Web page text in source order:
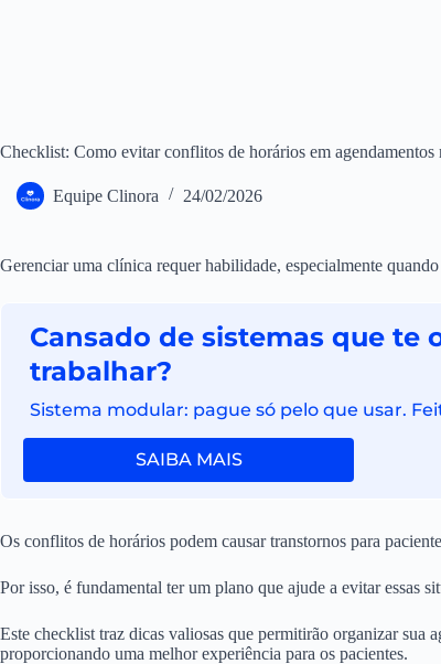
Checklist: Como evitar conflitos de horários em agendamentos
Equipe Clinora 24/02/2026
Gerenciar uma clínica requer habilidade, especialmente quando
Cansado de sistemas que te
trabalhar?
Sistema modular: pague só pelo que usar.
SAIBA MAIS
Os conflitos de horários podem causar transtornos para
Por isso, é fundamental ter um plano que ajude a evitar essas
Este checklist traz dicas valiosas que permitirão organizar sua
proporcionando uma melhor experiência para os pacientes.